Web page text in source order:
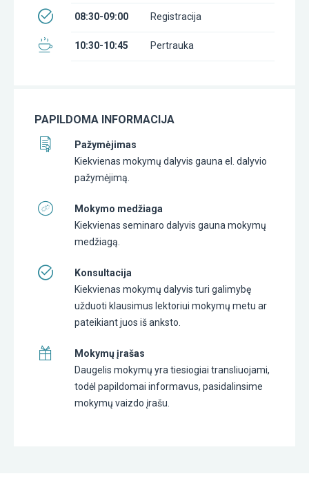
08:30-09:00 Registracija
10:30-10:45 Pertrauka
PAPILDOMA INFORMACIJA
Pažymėjimas
Kiekvienas mokymų dalyvis gauna el. dalyvio
pažymėjimą.
Mokymo medžiaga
Kiekvienas seminaro dalyvis gauna mokymų
medžiagą.
Konsultacija
Kiekvienas mokymų dalyvis turi galimybę
užduoti klausimus lektoriui mokymų metu ar
pateikiant juos iš anksto.
Mokymų įrašas
Daugelis mokymų yra tiesiogiai transliuojami,
todėl papildomai informavus, pasidalinsime
mokymų vaizdo įrašu.